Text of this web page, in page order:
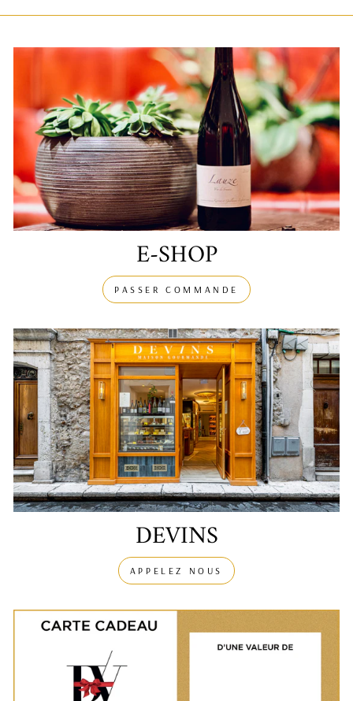
E-SHOP
PASSER COMMANDE
DEVINS
APPELEZ NOUS